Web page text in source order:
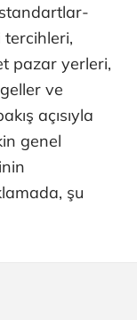
pazar yerleri,
ve
açısıyla
genel
şu